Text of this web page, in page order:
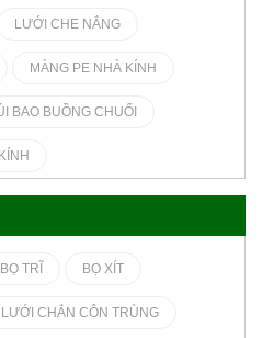
LƯỚI CHE NẮNG
MÀNG PE NHÀ KÍNH
BAO BUỒNG CHUỐI
BỌ TRĨ BỌ XÍT
CHẮN CÔN TRÙNG